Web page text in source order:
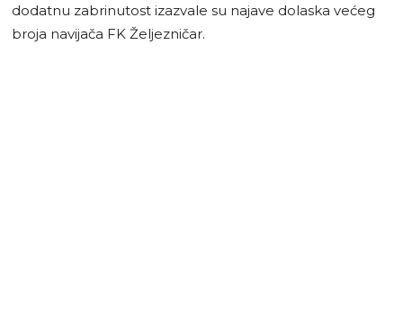
dodatnu zabrinutost izazvale su najave dolaska većeg
broja navijača FK Željezničar.